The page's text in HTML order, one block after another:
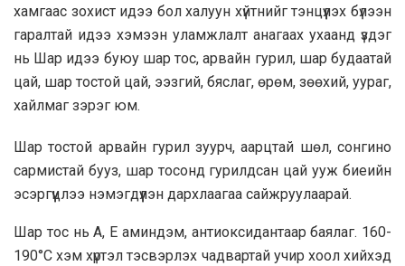
хамгаас зохист идээ бол халуун хүйтнийг тэнцүүлэх бүлээн
гаралтай идээ хэмээн уламжлалт анагаах ухаанд үздэг
нь Шар идээ буюу шар тос, арвайн гурил, шар будаатай
цай, шар тостой цай, ээзгий, бяслаг, өрөм, зөөхий, уураг,
хайлмаг зэрэг юм.
Шар тостой арвайн гурил зуурч, аарцтай шөл, сонгино
сармистай бууз, шар тосонд гурилдсан цай ууж биеийн
эсэргүүцлээ нэмэгдүүлэн дархлаагаа сайжруулаарай.
Шар тос нь А, Е аминдэм, антиоксидантаар баялаг. 160-
190°С хэм хүртэл тэсвэрлэх чадвартай учир хоол хийхэд